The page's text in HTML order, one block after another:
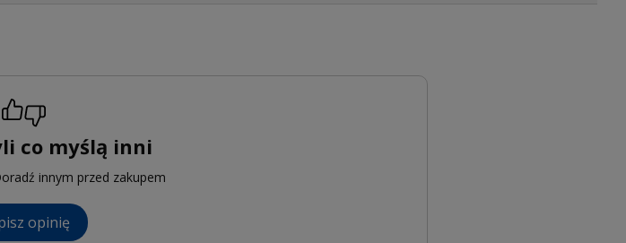
co myślą inni
innym przed zakupem
opinię